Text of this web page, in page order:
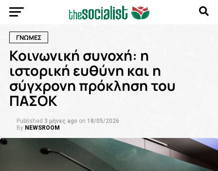
ΓΝΩΜΕΣ
Κοινωνική συνοχή: η
ιστορική ευθύνη και η
σύγχρονη πρόκληση του
ΠΑΣΟΚ
Published 3 μήνες ago on 18/05/2026
By NEWSROOM